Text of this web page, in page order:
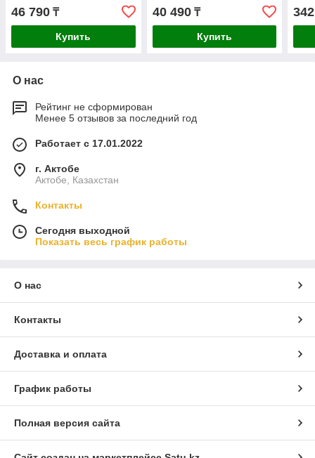
46 790 ₸
Купить
40 490₸
Купить
О нас
Рейтинг не сформирован
Менее 5 отзывов за последний год
Работает с 17.01.2022
г. Актобе
Актобе, Казахстан
Контакты
Сегодня выходной
Показать весь график работы
О нас
Контакты
Доставка и оплата
График работы
Полная версия сайта